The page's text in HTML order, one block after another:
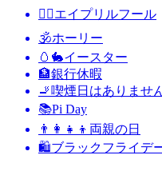
🙆‍♂️エイプリルフール
🕉ホーリー
🥚🐇イースター
🏦銀行休暇
🚬 喫煙日はありませ
📚Pi Day
👨‍👩‍👧‍👦 両親の日
🛍ブラックフライデ